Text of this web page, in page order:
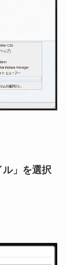
」を選択